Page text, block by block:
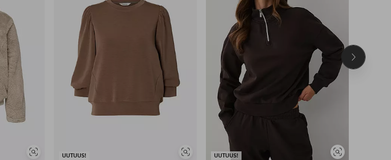
Näytä
UUTUUS!
Näytä
UUTUUS!
Näytä
Seuraava